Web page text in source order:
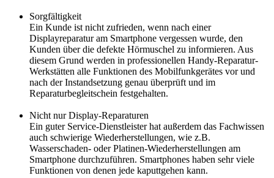
Sorgfältigkeit
Ein Kunde ist nicht zufrieden, wenn nach einer
Displayreparatur am Smartphone vergessen wurde, den
Kunden über die defekte Hörmuschel zu informieren. Aus
diesem Grund werden in professionellen Handy-Reparatur-
Werkstätten alle Funktionen des Mobilfunkgerätes vor und
nach der Instandsetzung genau überprüft und im
Reparaturbegleitschein festgehalten.
Nicht nur Display-Reparaturen
Ein guter Service-Dienstleister hat außerdem das Fachwissen
auch schwierige Wiederherstellungen, wie z.B.
Wasserschaden- oder Platinen-Wiederherstellungen am
Smartphone durchzuführen. Smartphones haben sehr viele
Funktionen von denen jede kaputtgehen kann.